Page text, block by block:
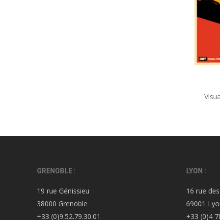
GRENOBLE :
19 rue Génissieu
38000 Grenoble
+33 (0)9.52.79.30.01
LYON :
16 rue
69001
+33 (0)4